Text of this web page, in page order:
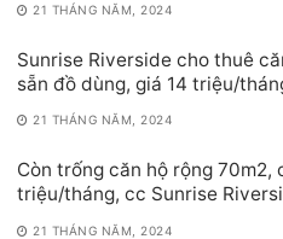
21 THÁNG NĂM, 2024
Sunrise Riverside cho thuê
sẵn đồ dùng, giá 14 triệu/
21 THÁNG NĂM, 2024
Còn trống căn hộ rộng 70m2,
triệu/tháng, cc Sunrise
21 THÁNG NĂM, 2024